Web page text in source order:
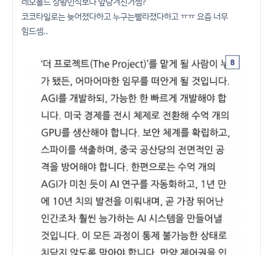
코코타일로는 늦어졌다하고 누구는빨라졌다하고 ㅠㅠ 요즘 너무
힘드셈..